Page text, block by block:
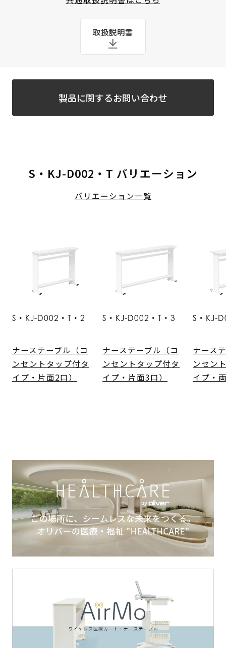
取扱説明書
製品に関するお問い合わせ
S・KJ-D002・T バリエーション
バリエーション一覧
S・KJ-D002・T・2
ナーステーブル（コ
ンセントタップ付タ
イプ・片面2口）
S・KJ-D002・T・3
ナーステーブル（コ
ンセントタップ付タ
イプ・片面3口）
S・KJ-
ナース
ンセン
イプ・